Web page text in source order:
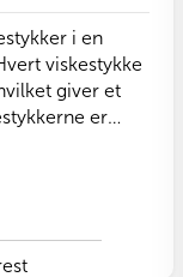
i en
viskestykke
giver et
er
af 100%